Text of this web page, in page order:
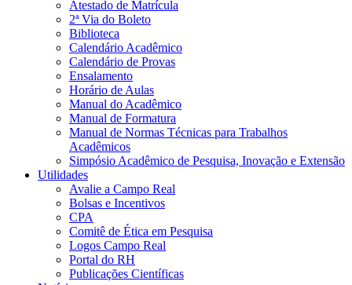
Atestado de Matrícula
2ª Via do Boleto
Biblioteca
Calendário Acadêmico
Calendário de Provas
Ensalamento
Horário de Aulas
Manual do Acadêmico
Manual de Formatura
Manual de Normas Técnicas para Trabalhos
Acadêmicos
Simpósio Acadêmico de Pesquisa, Inovação e Extensão
Utilidades
Avalie a Campo Real
Bolsas e Incentivos
CPA
Comitê de Ética em Pesquisa
Logos Campo Real
Portal do RH
Publicações Científicas